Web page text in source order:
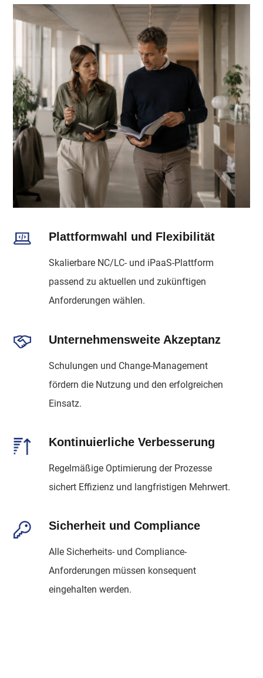
Plattformwahl und Flexibilität
Skalierbare NC/LC- und iPaaS-Plattform
passend zu aktuellen und zukünftigen
Anforderungen wählen.
Unternehmensweite Akzeptanz
Schulungen und Change-Management
fördern die Nutzung und den erfolgreichen
Einsatz.
Kontinuierliche Verbesserung
Regelmäßige Optimierung der Prozesse
sichert Effizienz und langfristigen Mehrwert.
Sicherheit und Compliance
Alle Sicherheits- und Compliance-
Anforderungen müssen konsequent
eingehalten werden.